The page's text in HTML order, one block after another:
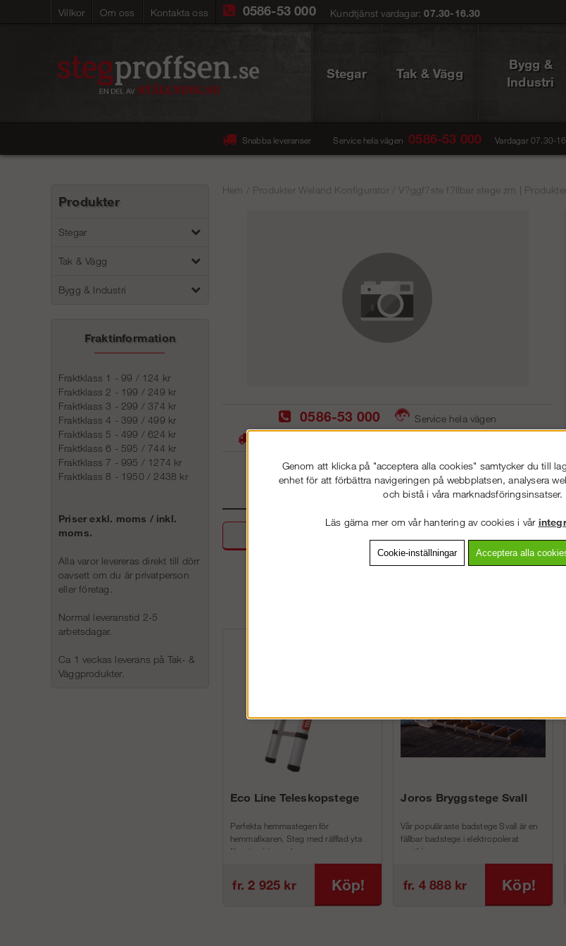
Villkor Om oss Kontakta oss 0586-53 000 Kundtjänst vardagar:07.30-16.30
Stegar Tak & Vägg
Bygg &
Industri
Snabba leveranser Service hela vägen 0586-53 000 Vardagar 07.30-
Produkter
Stegar
Tak & Vägg
Bygg & Industri
Fraktinformation
Fraktklass 1 - 99 / 124 kr
Fraktklass 2 - 199 / 249 kr
Fraktklass 3 - 299 / 374 kr
Fraktklass 4 - 399 / 499 kr
Fraktklass 5 - 499 / 624 kr
Fraktklass 6 - 595 / 744 kr
Fraktklass 7 - 995 / 1274 kr
Fraktklass 8 - 1950 / 2438 kr
Priser exkl. moms / inkl.
moms.
Alla varor levereras direkt till dörr
oavsett om du är privatperson
eller företag.
Normal leveranstid 2-5
arbetsdagar.
Ca 1 veckas leverans på Tak- &
Väggprodukter.
Hem Produkter Weland Konfigurator/V?ggf?ste f?llbar stege zm |
0586-53 000
Service hela vägen
Detaljerad info
Eco Line Teleskopstege
Perfekta hemmastegen för
hemmafixaren. Steg med räfflad yta
för att minimera h...
fr. 2 925 kr Köp!
Joros Bryggstege Svall
Vår populäraste badstege Svall är en
fällbar badstege i elektropolerat
rostfri...
fr. 4 888 kr Köp!
Genom att klicka på "acceptera alla cookies" samtycker du till
enhet för att förbättra navigeringen på webbplatsen, analysera
och bistå i våra marknadsföringsinsatser.
Läs gärna mer om vår hantering av cookies i vår
Cookie-inställningar Acceptera alla
VÄLKOMMEN TILL